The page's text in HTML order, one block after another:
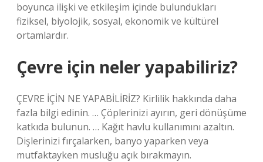
boyunca ilişki ve etkileşim içinde bulundukları
fiziksel, biyolojik, sosyal, ekonomik ve kültürel
ortamlardır.
Çevre için neler yapabiliriz?
ÇEVRE İÇİN NE YAPABİLİRİZ? Kirlilik hakkında daha
fazla bilgi edinin. … Çöplerinizi ayırın, geri dönüşüme
katkıda bulunun. … Kağıt havlu kullanımını azaltın.
Dişlerinizi fırçalarken, banyo yaparken veya
mutfaktayken musluğu açık bırakmayın.